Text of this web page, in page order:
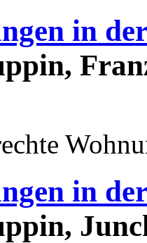
in
in